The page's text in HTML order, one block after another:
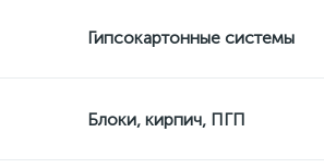
Гипсокартонные системы
Блоки, кирпич, ПГП